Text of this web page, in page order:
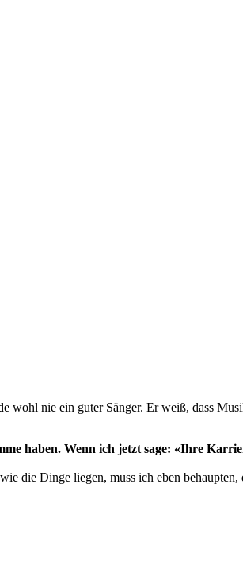
wohl nie ein guter Sänger. Er weiß, dass
haben. Wenn ich jetzt sage: «Ihre
die Dinge liegen, muss ich eben behaupten,